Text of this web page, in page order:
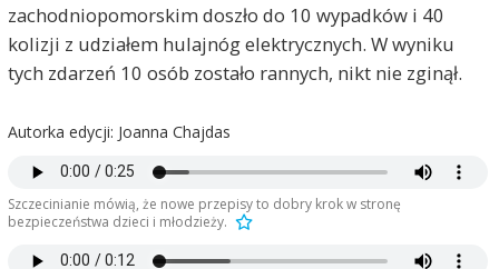
zachodniopomorskim doszło do 10 wypadków i 40
kolizji z udziałem hulajnóg elektrycznych. W wyniku
tych zdarzeń 10 osób zostało rannych, nikt nie zginął.
Autorka edycji: Joanna Chajdas
Szczecinianie mówią, że nowe przepisy to dobry krok w stronę
bezpieczeństwa dzieci i młodzieży.